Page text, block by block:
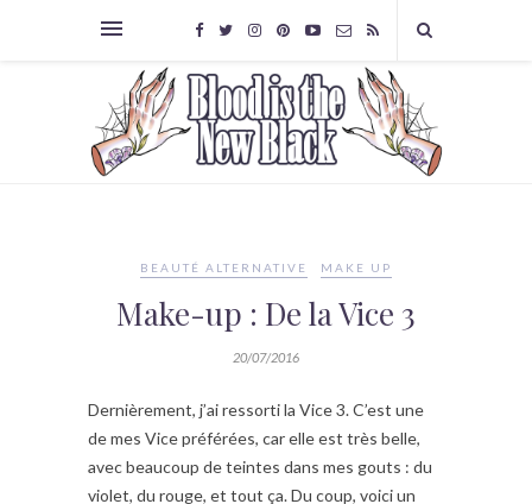
BEAUTÉ ALTERNATIVE MAKE UP
Make-up : De la Vice 3
20/07/2016
Dernièrement, j’ai ressorti la Vice 3. C’est une
de mes Vice préférées, car elle est très belle,
avec beaucoup de teintes dans mes gouts : du
violet, du rouge, et tout ça. Du coup, voici un